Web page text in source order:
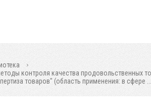
контроля качества продовольственных
товаров" (область применения: в сфере